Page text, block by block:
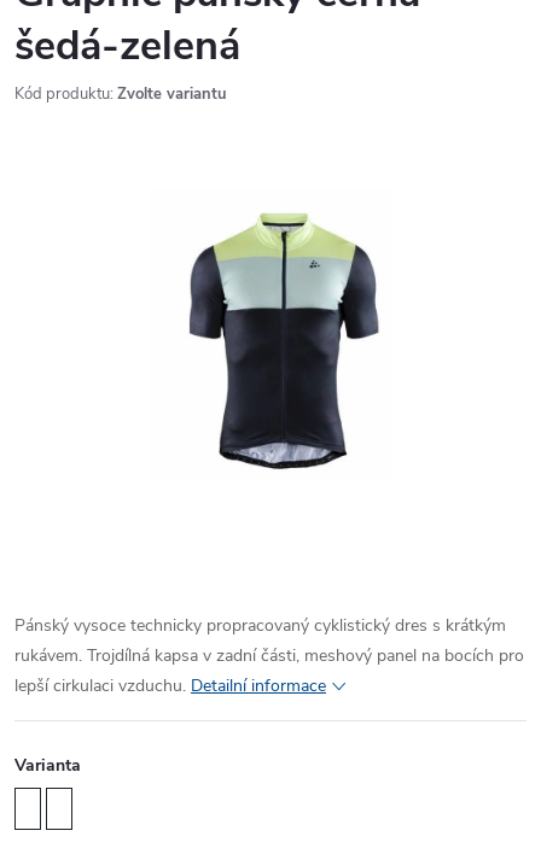
šedá-zelená
Kód produktu: Zvolte variantu
Pánský vysoce technicky propracovaný cyklistický dres s krátkým
rukávem. Trojdílná kapsa v zadní části, meshový panel na bocích pro
lepší cirkulaci vzduchu. Detailní informace
Varianta